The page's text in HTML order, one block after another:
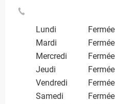
Lundi
Fermée
Mardi
Fermée
Mercredi
Fermée
Jeudi
Fermée
Vendredi
Fermée
Samedi
Fermée